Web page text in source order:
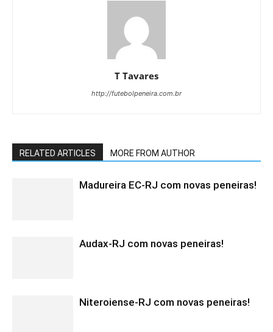
T Tavares
http://futebolpeneira.com.br
RELATED ARTICLES MORE FROM AUTHOR
Madureira EC-RJ com novas peneiras!
Audax-RJ com novas peneiras!
Niteroiense-RJ com novas peneiras!